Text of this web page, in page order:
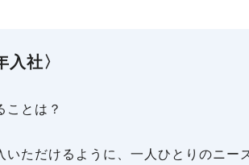
社〉
とは？
いただけるように、一人ひとりのニー